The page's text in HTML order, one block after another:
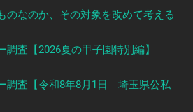
のなのか、その対象を改めて考える
調査【2026夏の甲子園特別編】
調査【令和8年8月1日 埼玉県公私